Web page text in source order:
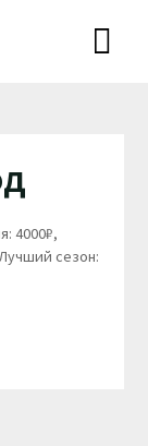
4000₽,
сезон: